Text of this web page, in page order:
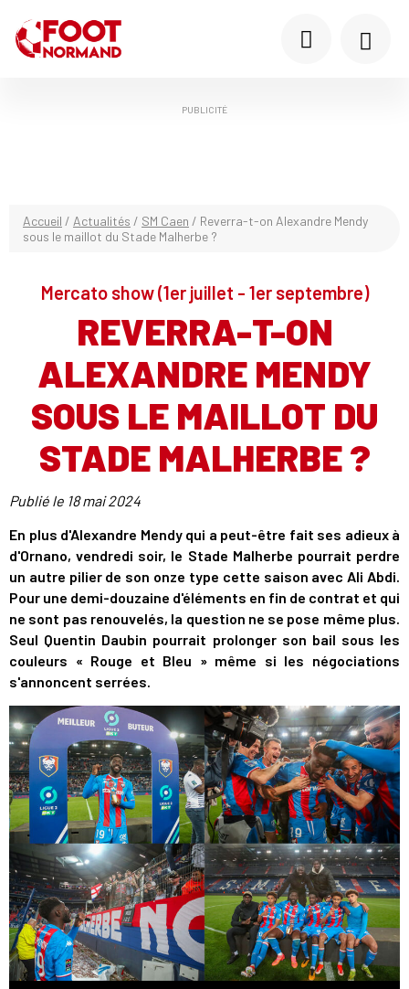
PUBLICITÉ
Accueil / Actualités / SM Caen / Reverra-t-on Alexandre Mendy
sous le maillot du Stade Malherbe ?
Mercato show (1er juillet - 1er septembre)
REVERRA-T-ON
ALEXANDRE MENDY
SOUS LE MAILLOT DU
STADE MALHERBE ?
Publié le 18 mai 2024
En plus d'Alexandre Mendy qui a peut-être fait ses adieux à
d'Ornano, vendredi soir, le Stade Malherbe pourrait perdre
un autre pilier de son onze type cette saison avec Ali Abdi.
Pour une demi-douzaine d'éléments en fin de contrat et qui
ne sont pas renouvelés, la question ne se pose même plus.
Seul Quentin Daubin pourrait prolonger son bail sous les
couleurs « Rouge et Bleu » même si les négociations
s'annoncent serrées.